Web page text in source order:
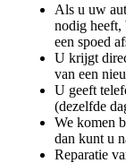
Als u uw
nodig heeft,
een spoed
U krijgt
van een
U geeft
(dezelfde
We komen
dan kunt u
Reparatie